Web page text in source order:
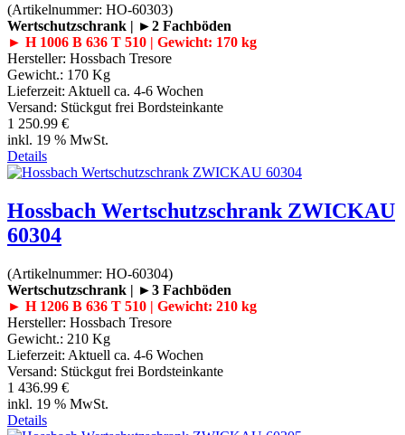
(Artikelnummer: HO-60303)
Wertschutzschrank | ►2 Fachböden
► H 1006 B 636 T 510 | Gewicht: 170 kg
Hersteller: Hossbach Tresore
Gewicht.: 170 Kg
Lieferzeit: Aktuell ca. 4-6 Wochen
Versand: Stückgut frei Bordsteinkante
1 250.99 €
inkl. 19 % MwSt.
Details
Hossbach Wertschutzschrank ZWICKAU
60304
(Artikelnummer: HO-60304)
Wertschutzschrank | ►3 Fachböden
► H 1206 B 636 T 510 | Gewicht: 210 kg
Hersteller: Hossbach Tresore
Gewicht.: 210 Kg
Lieferzeit: Aktuell ca. 4-6 Wochen
Versand: Stückgut frei Bordsteinkante
1 436.99 €
inkl. 19 % MwSt.
Details